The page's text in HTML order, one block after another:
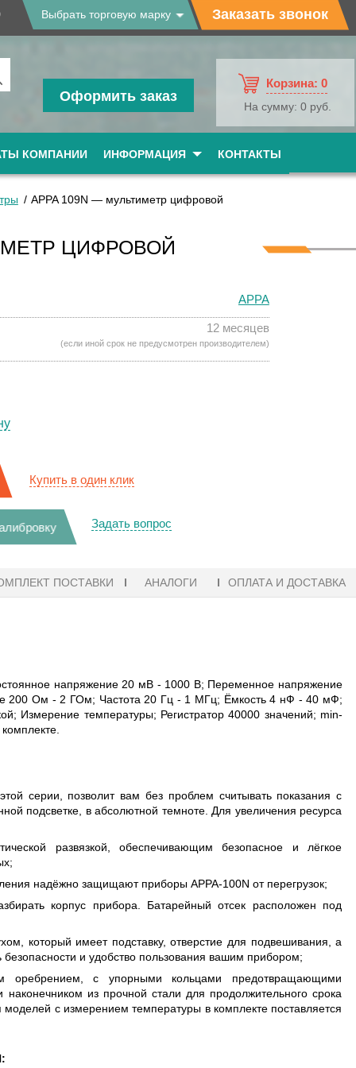
Выбрать торговую марку Заказать звонок
Оформить заказ
Корзина: 0
На сумму: 0 руб.
КОМПАНИИ ИНФОРМАЦИЯ КОНТАКТЫ
100 КГЦ ДО 8 ГГЦ
APPA 109N — мультиметр цифровой
ЦИФРОВОЙ
APPA
12 месяцев
(если иной срок не предусмотрен производителем)
Купить в один клик
Задать вопрос
ПОСТАВКИ АНАЛОГИ ОПЛАТА И ДОСТАВКА
напряжение 20 мВ - 1000 В; Переменное напряжение
200 Ом - 2 ГОм; Частота 20 Гц - 1 МГц; Ёмкость 4 нФ - 40 мФ;
Измерение температуры; Регистратор 40000 значений; min-
серии, позволит вам без проблем считывать показания с
подсветке, в абсолютной темноте. Для увеличения ресурса
развязкой, обеспечивающим безопасное и лёгкое
надёжно защищают приборы АРРА-100N от перегрузок;
корпус прибора. Батарейный отсек расположен под
который имеет подставку, отверстие для подвешивания, а
и удобство пользования вашим прибором;
оребрением, с упорными кольцами предотвращающими
из прочной стали для продолжительного срока
с измерением температуры в комплекте поставляется